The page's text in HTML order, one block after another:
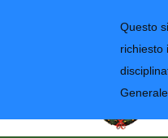
Questo
richiesto
Regione Liguria